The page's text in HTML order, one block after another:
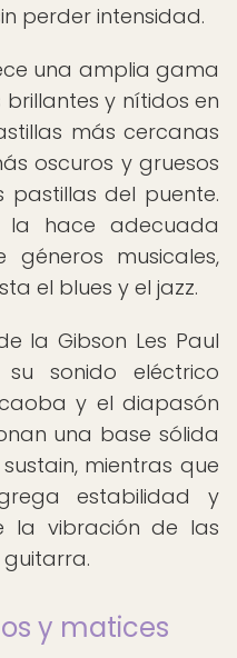
perder intensidad.
una amplia gama
y nítidos en
más cercanas
oscuros y gruesos
pastillas del puente.
la hace adecuada
musicales,
el blues y el jazz.
la Gibson Les Paul
sonido eléctrico
y el diapasón
una base sólida
mientras que
estabilidad y
la vibración de las
y matices